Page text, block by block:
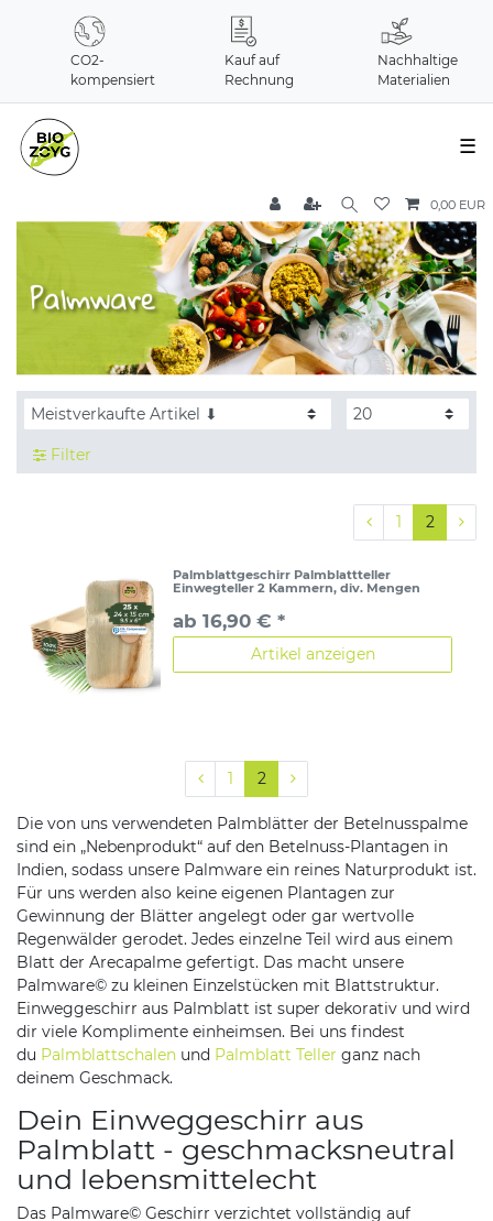
CO2-
kompensiert
Kauf auf
Rechnung
Nachhaltige
Materialien
☰
0,00 EUR
Filter
1 2
Palmblattgeschirr Palmblattteller
Einwegteller 2 Kammern, div. Mengen
ab 16,90 € *
Artikel anzeigen
1 2
Die von uns verwendeten Palmblätter der Betelnusspalme
sind ein „Nebenprodukt“ auf den Betelnuss-Plantagen in
Indien, sodass unsere Palmware ein reines Naturprodukt ist.
Für uns werden also keine eigenen Plantagen zur
Gewinnung der Blätter angelegt oder gar wertvolle
Regenwälder gerodet. Jedes einzelne Teil wird aus einem
Blatt der Arecapalme gefertigt. Das macht unsere
Palmware© zu kleinen Einzelstücken mit Blattstruktur.
Einweggeschirr aus Palmblatt ist super dekorativ und wird
dir viele Komplimente einheimsen. Bei uns findest
du Palmblattschalen und Palmblatt Teller ganz nach
deinem Geschmack.
Dein Einweggeschirr aus
Palmblatt - geschmacksneutral
und lebensmittelecht
Das Palmware© Geschirr verzichtet vollständig auf